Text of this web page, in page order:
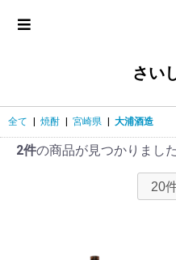
さい
全て 焼酎 宮崎県 大浦酒造
2件の商品が見つかりました